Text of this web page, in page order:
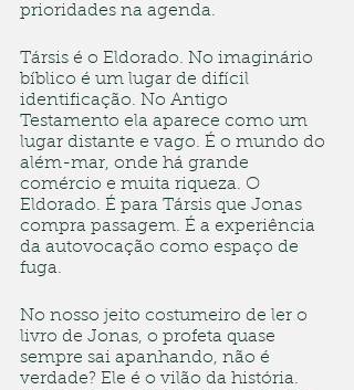
prioridades na agenda.
Társis é o Eldorado. No imaginário
bíblico é um lugar de difícil
identificação. No Antigo
Testamento ela aparece como um
lugar distante e vago. É o mundo do
além-mar, onde há grande
comércio e muita riqueza. O
Eldorado. É para Társis que Jonas
compra passagem. É a experiência
da autovocação como espaço de
fuga.
No nosso jeito costumeiro de ler o
livro de Jonas, o profeta quase
sempre sai apanhando, não é
verdade? Ele é o vilão da história.